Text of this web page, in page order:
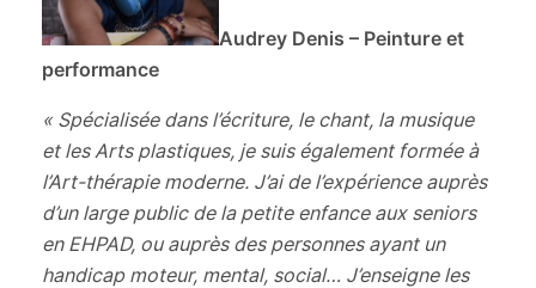
Audrey Denis – Peinture et
performance
« Spécialisée dans l’écriture, le chant, la musique
et les Arts plastiques, je suis également formée à
l’Art-thérapie moderne. J’ai de l’expérience auprès
d’un large public de la petite enfance aux seniors
en EHPAD, ou auprès des personnes ayant un
handicap moteur, mental, social… J’enseigne les